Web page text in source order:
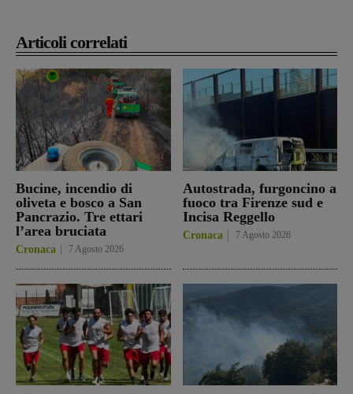
Articoli correlati
Bucine, incendio di
oliveta e bosco a San
Pancrazio. Tre ettari
l’area bruciata
Cronaca 7 Agosto 2026
Autostrada, furgoncino a
fuoco tra Firenze sud e
Incisa Reggello
Cronaca 7 Agosto 2026